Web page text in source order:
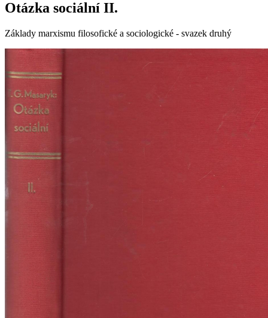
Otázka sociální II.
Základy marxismu filosofické a sociologické - svazek druhý